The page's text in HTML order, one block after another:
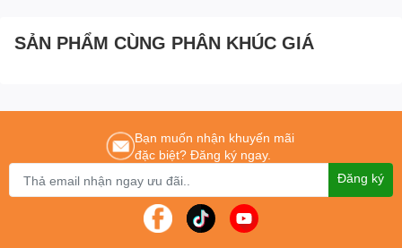
SẢN PHẨM CÙNG PHÂN KHÚC GIÁ
Bạn muốn nhận khuyến mãi
đặc biệt? Đăng ký ngay.
Đăng ký